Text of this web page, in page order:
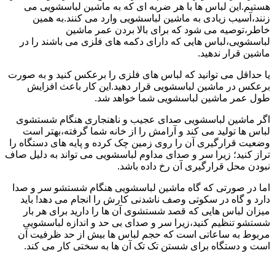
هستیم.این لباس ها با هر ضربه ای که به ماشین لباسشویی می
زنند،آسیب زیادی به ماشین لباسشویی وارد می کنند.به همین
خاطر،توصیه می شود که برای بالا بردن عمر ماشین
لباسشویی،لباس هایی که دارای دکمه های فلزی می باشند را در
ماشین قرار ندهید.
یا حداقل می توانید که لباس های فلزی را برعکس کنید و به صورت
برعکس در ماشین لباسشویی قرار دهید.این کار باعث افزایش
طول عمر ماشین لباسشویی شما خواهد شد.
اگر ماشین لباسشویی صدای عجیب و ناهنجاری هنگام شستشوی
لباس ها تولید می کند و آرامش را از خانه شما گرفته،بهتر است
وضعیت قرارگیری آن را روی زمین چک کرده و پایه های دستگاه را
تراز کنید؛ زیرا سر و صدای مداوم لباسشویی می تواند به دلیل صاف
نبودن محل قرارگیری آن رخ داده باشد.
اما در صورتی که گاه ماشین لباسشویی هنگام شستشو سر و صدا
دارد و گاه در سکوتی وصف ناشدنی کارش را انجام می دهد! باید
میزان لباس هایی که قصد شستشوی آن ها را دارید برای هر بار
شستشو تنظیم کنید،زیرا سر و صدای بی حد و اندازه لباسشویی
مربوط به ساعاتی است که حجم لباس ها بیش از حد ظرفیت آن
است و دستگاه برای شستن تک تک آن ها به سختی کار می کند.